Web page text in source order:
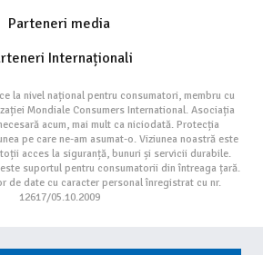
Parteneri media
Internaționali
la nivel național pentru consumatori, membru cu
Mondiale Consumers International. Asociația
acum, mai mult ca niciodată. Protecția
pe care ne-am asumat-o. Viziunea noastră este
toții acces la siguranță, bunuri și servicii durabile.
suportul pentru consumatorii din întreaga țară.
de date cu caracter personal înregistrat cu nr.
12617/05.10.2009